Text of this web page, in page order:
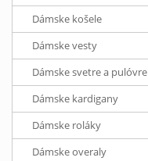
Dámske košele
Dámske vesty
Dámske svetre a pulóvre
Dámske kardigany
Dámske roláky
Dámske overaly